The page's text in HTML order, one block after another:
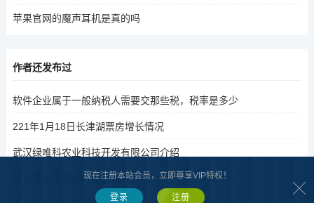
苹果官网的魔声耳机是真的吗
作者还发布过
软件企业属于一般纳税人需要交那些税，税率是多少
221年1月18日长津湖票房增长情况
武汉绿唯科农业科技开发有限公司介绍
这块天梭手表的价格是多少？现在注册本站会员，立即尊享VIP特权！
登录 注册